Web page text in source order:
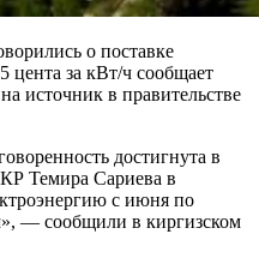
о поставке
цента за кВт/ч сообщает
источник в правительстве
достигнута в
Темира Сариева в
с июня по
— сообщили в киргизском